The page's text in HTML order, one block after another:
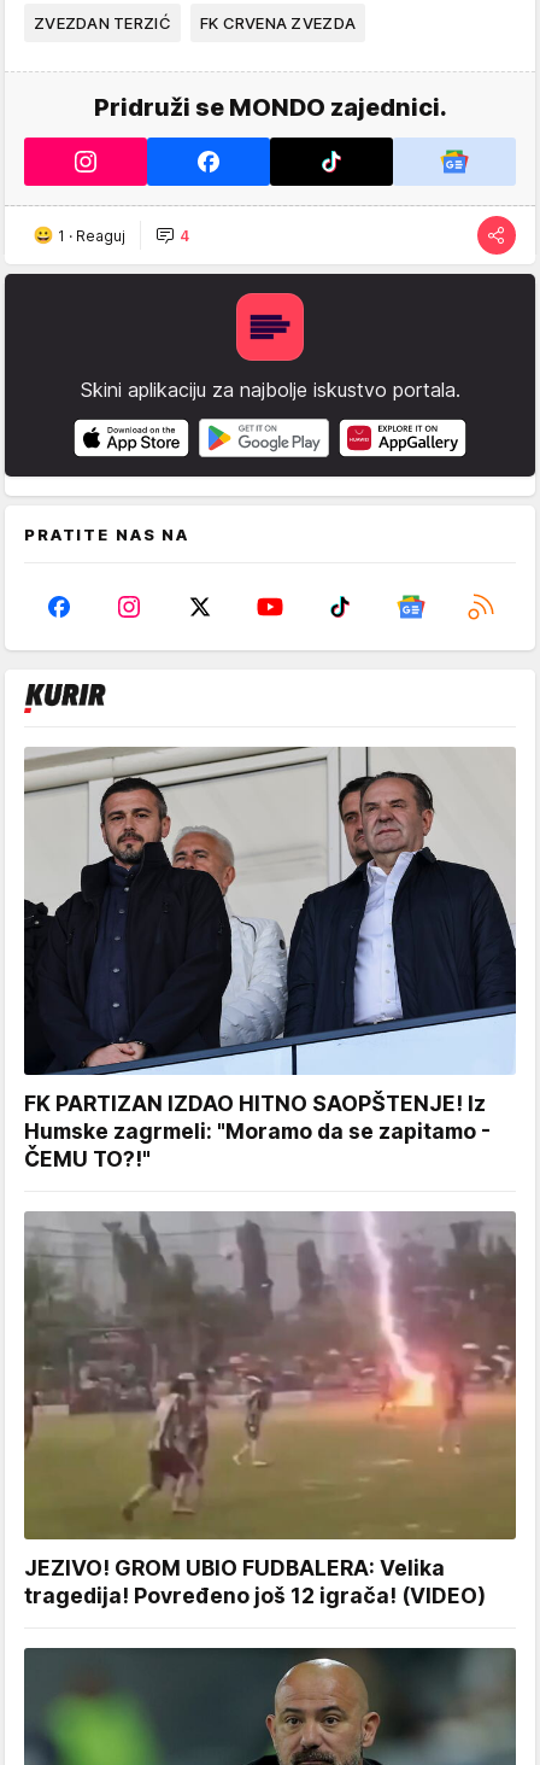
ZVEZDAN TERZIĆ FK CRVENA ZVEZDA
Pridruži se MONDO zajednici.
1 · Reaguj 4
Skini aplikaciju za najbolje iskustvo portala.
PRATITE NAS NA
FK PARTIZAN IZDAO HITNO SAOPŠTENJE! Iz
Humske zagrmeli: "Moramo da se zapitamo -
ČEMU TO?!"
JEZIVO! GROM UBIO FUDBALERA: Velika
tragedija! Povređeno još 12 igrača! (VIDEO)